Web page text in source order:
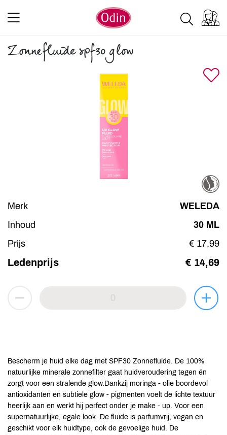
Zonnefluide spf30 glow
Merk
WELEDA
Inhoud
30 ML
Prijs
€ 17,99
Ledenprijs € 14,69
Bescherm je huid elke dag met SPF30 Zonnefluïde. De 100%
natuurlijke minerale zonnefilter gaat huidveroudering tegen én
zorgt voor een stralende glow.Dankzij moringa - olie boordevol
antioxidanten en subtiele glow - pigmenten voelt de lichte textuur
heerlijk aan en werkt hij perfect onder je make - up. Voor een
supernatuurlijke, egale look. De fluïde is parfumvrij, vegan en
geschikt voor elk huidtype, ook de gevoelige huid. De